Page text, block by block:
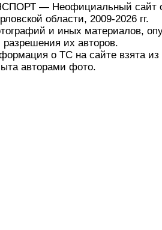
— Неофициальный сайт
области, 2009-2026 гг.
и иных материалов,
разрешения их авторов.
о ТС на сайте взята из
авторами фото.